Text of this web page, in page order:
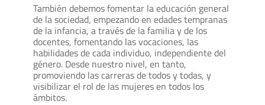
También debemos fomentar la educación general
de la sociedad, empezando en edades tempranas
de la infancia, a través de la familia y de los
docentes, fomentando las vocaciones, las
habilidades de cada individuo, independiente del
género. Desde nuestro nivel, en tanto,
promoviendo las carreras de todos y todas, y
visibilizar el rol de las mujeres en todos los
ámbitos.